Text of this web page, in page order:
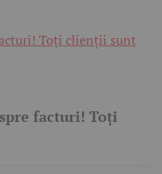
facturi! Toți